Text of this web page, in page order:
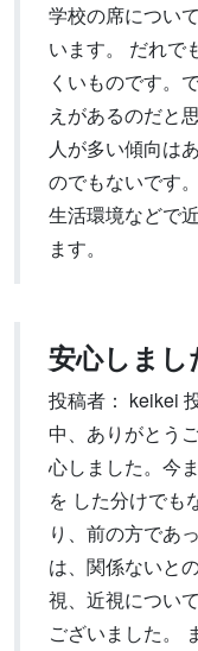
学校の席につい
います。 だれで
くいものです。
えがあるのだと
人が多い傾向は
のでもないです
生活環境などで
ます。
安心しまし
投稿者： keikei
中、ありがとう
心しました。今
を した分けでも
り、前の方であ
は、関係ないと
視、近視につい
ございました。